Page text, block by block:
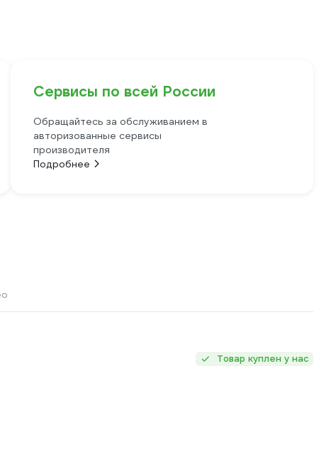
Сервисы по всей России
Обращайтесь за обслуживанием в
авторизованные сервисы
производителя
Подробнее
Товар куплен у нас